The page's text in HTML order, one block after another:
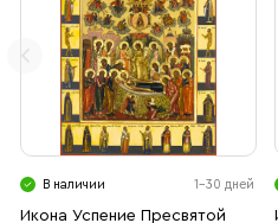
В наличии 1-30 дней
Икона Успение Пресвятой